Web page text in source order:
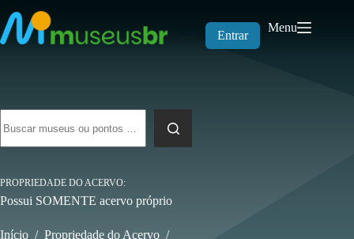
para
o
conteúdo
Entrar
Menu
resultados
PROPRIEDADE DO ACERVO
Possui SOMENTE acervo próprio
Início / Propriedade do Acervo /